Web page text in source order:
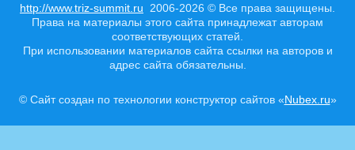
http://www.triz-summit.ru 2006-2026 © Все права защищены.
Права на материалы этого сайта принадлежат авторам
соответствующих статей.
При использовании материалов сайта ссылки на авторов и
адрес сайта обязательны.
© Сайт создан по технологии конструктор сайтов «Nubex.ru»